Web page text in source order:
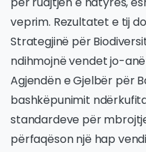
veprim. Rezultatet e tij
Strategjinë për
ndihmojnë vendet jo-
Agjendën e Gjelbër për
bashkëpunimit
standardeve për
përfaqëson një hap